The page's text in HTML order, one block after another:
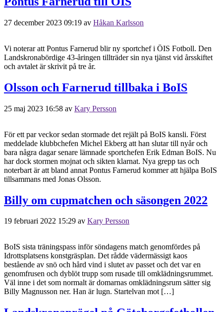
27 december 2023 09:19 av Håkan Karlsson
Vi noterar att Pontus Farnerud blir ny sportchef i ÖIS Fotboll. Den
Landskronabördige 43-åringen tillträder sin nya tjänst vid årsskiftet
och avtalet är skrivit på tre år.
Olsson och Farnerud tillbaka i BoIS
25 maj 2023 16:58 av Kary Persson
För ett par veckor sedan stormade det rejält på BoIS kansli. Först
meddelade klubbchefen Michel Ekberg att han slutar till nyår och
bara några dagar senare lämnade sportchefen Erik Edman BoIS. Nu
har dock stormen mojnat och sikten klarnat. Nya grepp tas och
noterbart är att bland annat Pontus Farnerud kommer att hjälpa BoIS
tillsammans med Jonas Olsson.
Billy om cupmatchen och säsongen 2022
19 februari 2022 15:29 av Kary Persson
BoIS sista träningspass inför söndagens match genomfördes på
Idrottsplatsens konstgräsplan. Det rådde vädermässigt kaos
bestående av snö och hård vind i slutet av passet och det var en
genomfrusen och dyblöt trupp som rusade till omklädningsrummet.
Väl inne i det som normalt är domarnas omklädningsrum sätter sig
Billy Magnusson ner. Han är lugn. Startelvan mot […]